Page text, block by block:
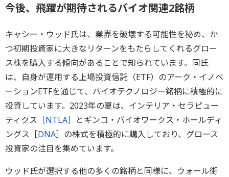
今後、飛躍が期待されるバイオ関連2銘柄
キャシー・ウッド氏は、業界を破壊する可能性を秘め、か
つ初期投資家に大きなリターンをもたらしてくれるグロー
ス株を購入する傾向があることで知られています。同氏
は、自身が運用する上場投資信託（ETF）のアーク・イノベ
ーションETFを通じて、バイオテクノロジー銘柄に積極的に
投資しています。2023年の夏は、インテリア・セラピュー
ティクス［NTLA］とギンコ・バイオワークス・ホールディ
ングス［DNA］の株式を積極的に購入しており、グロース
投資家の注目を集めています。
ウッド氏が選択する他の多くの銘柄と同様に、ウォール街